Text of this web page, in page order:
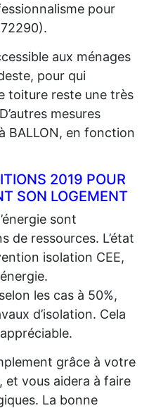
pour
aux ménages
pour qui
toiture reste une très
mesures
BALLON, en fonction
2019 POUR
SON LOGEMENT
sont
de ressources. L’état
isolation CEE,
les cas à 50%,
d’isolation. Cela
grâce à votre
et vous aidera à faire
La bonne